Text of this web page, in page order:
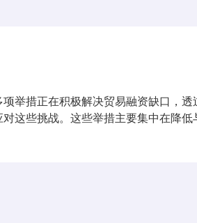
项举措正在积极解决贸易融资缺口，
对这些挑战。这些举措主要集中在降